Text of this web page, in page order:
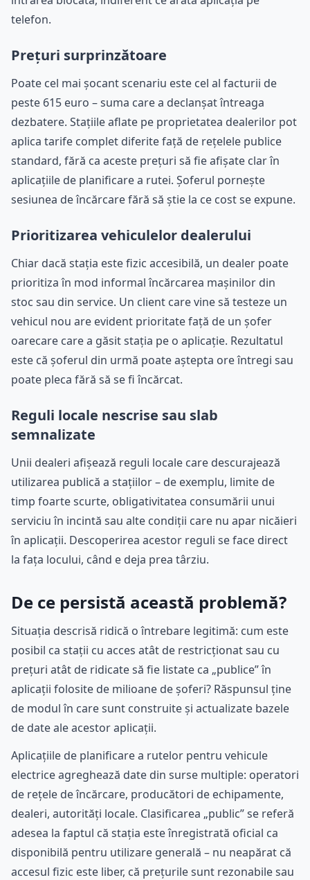
telefon.
Prețuri surprinzătoare
Poate cel mai șocant scenariu este cel al facturii de
peste 615 euro – suma care a declanșat întreaga
dezbatere. Stațiile aflate pe proprietatea dealerilor pot
aplica tarife complet diferite față de rețelele publice
standard, fără ca aceste prețuri să fie afișate clar în
aplicațiile de planificare a rutei. Șoferul pornește
sesiunea de încărcare fără să știe la ce cost se expune.
Prioritizarea vehiculelor dealerului
Chiar dacă stația este fizic accesibilă, un dealer poate
prioritiza în mod informal încărcarea mașinilor din
stoc sau din service. Un client care vine să testeze un
vehicul nou are evident prioritate față de un șofer
oarecare care a găsit stația pe o aplicație. Rezultatul
este că șoferul din urmă poate aștepta ore întregi sau
poate pleca fără să se fi încărcat.
Reguli locale nescrise sau slab
semnalizate
Unii dealeri afișează reguli locale care descurajează
utilizarea publică a stațiilor – de exemplu, limite de
timp foarte scurte, obligativitatea consumării unui
serviciu în incintă sau alte condiții care nu apar nicăieri
în aplicații. Descoperirea acestor reguli se face direct
la fața locului, când e deja prea târziu.
De ce persistă această problemă?
Situația descrisă ridică o întrebare legitimă: cum este
posibil ca stații cu acces atât de restricționat sau cu
prețuri atât de ridicate să fie listate ca „publice” în
aplicații folosite de milioane de șoferi? Răspunsul ține
de modul în care sunt construite și actualizate bazele
de date ale acestor aplicații.
Aplicațiile de planificare a rutelor pentru vehicule
electrice agreghează date din surse multiple: operatori
de rețele de încărcare, producători de echipamente,
dealeri, autorități locale. Clasificarea „public” se referă
adesea la faptul că stația este înregistrată oficial ca
disponibilă pentru utilizare generală – nu neapărat că
accesul fizic este liber, că prețurile sunt rezonabile sau